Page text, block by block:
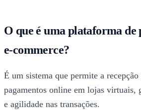
O que é uma plataforma de
e-commerce?
É um sistema que permite a recepção
pagamentos online em lojas virtuais,
e agilidade nas transações.